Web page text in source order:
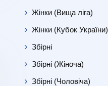
Жінки (Вища ліга)
Жінки (Кубок України)
Збірні
Збірні (Жіноча)
Збірні (Чоловіча)